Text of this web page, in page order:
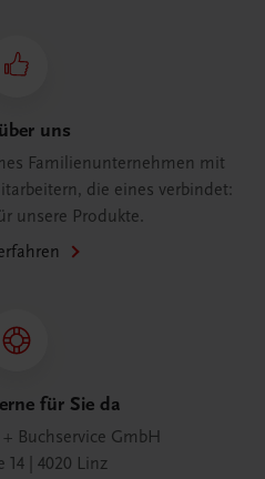
uns
Familienunternehmen mit
die eines verbindet:
unsere Produkte.
für Sie da
Buchservice GmbH
14 | 4020 Linz